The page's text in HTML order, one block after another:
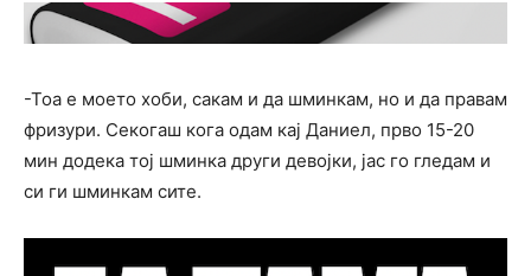
-Тоа е моето хоби, сакам и да шминкам, но и да правам
фризури. Секогаш кога одам кај Даниел, прво 15-20
мин додека тој шминка други девојки, јас го гледам и
си ги шминкам сите.